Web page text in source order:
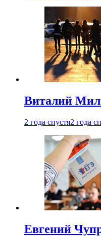
Виталий
2 года спустя2 года
Евгений